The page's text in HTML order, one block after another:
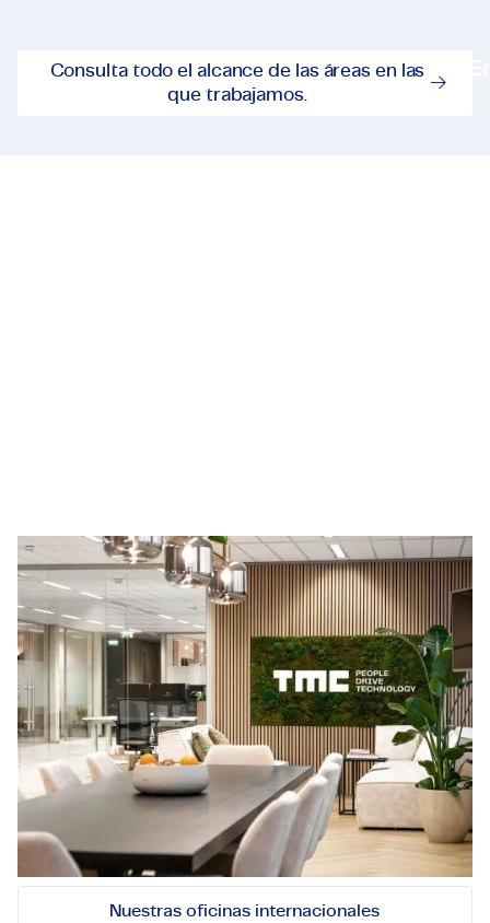
Tecnología e Ingeniería
Consulta todo el alcance de
Consulta todo el alcance de las áreas en las
que trabajamos.
Descubre TheMember
Company
Somos una empresa global de consultoría
tecnológica con un equipo de employeneurs que
combinan una profunda experiencia técnica con
sólidas habilidades emprendedoras. Como multi
especialistas en nichos de alta tecnología, nos
guiamos por el innovador modelo del
employeneurship y una cultura única de
emprendimiento y liderazgo.
Nuestras oficinas internacionales